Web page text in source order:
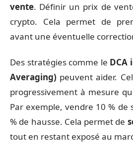
vente. Définir un prix de
crypto. Cela permet de
avant une éventuelle
Des stratégies comme le DCA
Averaging) peuvent aider.
progressivement à mesure
Par exemple, vendre 10 % de
% de hausse. Cela permet de
tout en restant exposé au